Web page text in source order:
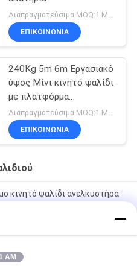
ΕΠΙΚΟΙΝΩΝΙΑ
240Kg 5m 6m Εργασιακό
ύψος Μίνι κινητό ψαλίδι
με πλατφόρμα
επέκτασης
Διαπραγματεύσιμα MOQ:1 Μονάδα
ΕΠΙΚΟΙΝΩΝΙΑ
κινητό ψαλίδι ανελκυστήρα
ψαλίδι με κινητήρα
σε 450Kg
Εργασίας 3,9 Μέτρων
AM